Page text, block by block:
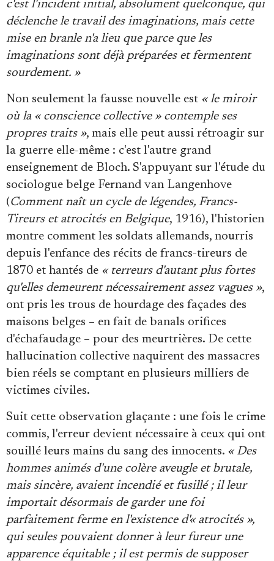
c'est l'incident initial, absolument quelconque, qui
déclenche le travail des imaginations, mais cette
mise en branle n'a lieu que parce que les
imaginations sont déjà préparées et fermentent
sourdement. »
Non seulement la fausse nouvelle est « le miroir
où la « conscience collective » contemple ses
propres traits », mais elle peut aussi rétroagir sur
la guerre elle-même : c'est l'autre grand
enseignement de Bloch. S'appuyant sur l'étude du
sociologue belge Fernand van Langenhove
(Comment naît un cycle de légendes, Francs-
Tireurs et atrocités en Belgique, 1916), l'historien
montre comment les soldats allemands, nourris
depuis l'enfance des récits de francs-tireurs de
1870 et hantés de « terreurs d'autant plus fortes
qu'elles demeurent nécessairement assez vagues »,
ont pris les trous de hourdage des façades des
maisons belges – en fait de banals orifices
d'échafaudage – pour des meurtrières. De cette
hallucination collective naquirent des massacres
bien réels se comptant en plusieurs milliers de
victimes civiles.
Suit cette observation glaçante : une fois le crime
commis, l'erreur devient nécessaire à ceux qui ont
souillé leurs mains du sang des innocents. « Des
hommes animés d'une colère aveugle et brutale,
mais sincère, avaient incendié et fusillé ; il leur
importait désormais de garder une foi
parfaitement ferme en l'existence d'« atrocités »,
qui seules pouvaient donner à leur fureur une
apparence équitable ; il est permis de supposer